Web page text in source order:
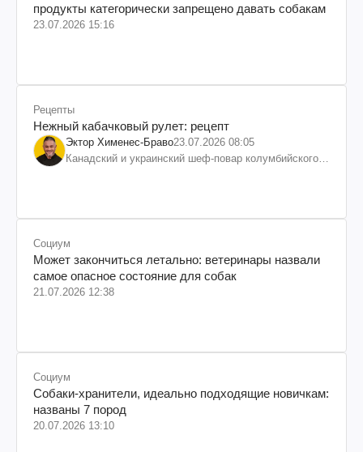
продукты категорически запрещено давать собакам
23.07.2026 15:16
Рецепты
Нежный кабачковый рулет: рецепт
Эктор Хименес-Браво23.07.2026 08:05
Канадский и украинский шеф-повар колумбийского
Социум
Может закончиться летально: ветеринары назвали
самое опасное состояние для собак
21.07.2026 12:38
Социум
Собаки-хранители, идеально подходящие новичкам:
названы 7 пород
20.07.2026 13:10